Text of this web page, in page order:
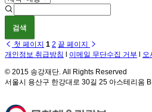
검색
첫 페이지 1 2 끝 페이지
개인정보 취급방침
이메일 무단수집 거부 오
© 2015 송강재단. All Rights Reserved
서울시 용산구 한강대로 30길 25 아스테리움